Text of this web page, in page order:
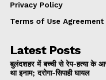
Privacy Policy
Terms of Use Agreement
Latest Posts
बुलंदशहर में बच्ची से रेप-हत्या के
था इनाम; दरोगा-सिपाही घायल